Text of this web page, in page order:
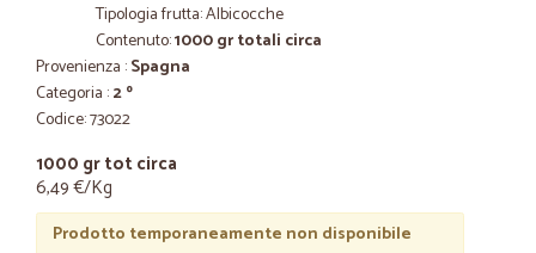
Tipologia frutta: Albicocche
Contenuto:1000 gr totali circa
Provenienza :Spagna
Categoria :2 º
Codice: 73022
1000 gr tot circa
6,49 €/Kg
Prodotto temporaneamente non disponibile